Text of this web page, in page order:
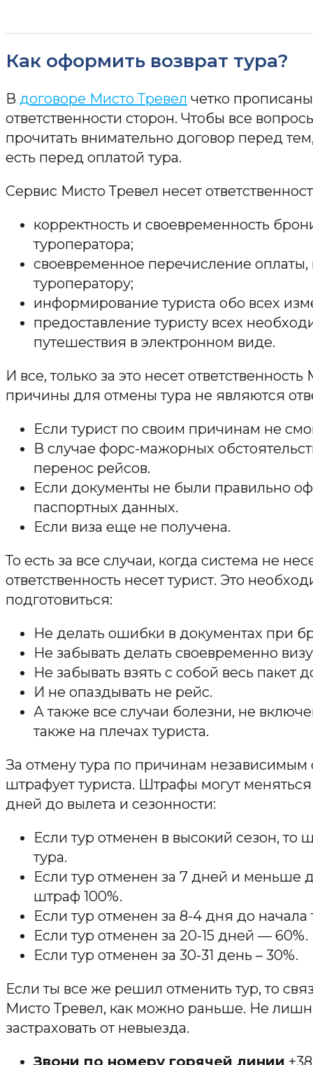
Как оформить возврат тура?
В договоре Мисто Тревел четко
ответственности сторон. Чтобы все
прочитать внимательно договор перед
есть перед оплатой тура.
Сервис Мисто Тревел несет
корректность и своевременность
туроператора;
своевременное перечисление оплаты,
туроператору;
информирование туриста обо всех
предоставление туристу всех
путешествия в электронном виде.
И все, только за это несет
причины для отмены тура не являются
Если турист по своим причинам не
В случае форс-мажорных
перенос рейсов.
Если документы не были правильно
паспортных данных.
Если виза еще не получена.
То есть за все случаи, когда система не
ответственность несет турист. Это
подготовиться:
Не делать ошибки в документах при
Не забывать делать своевременно
Не забывать взять с собой весь пакет
И не опаздывать не рейс.
А также все случаи болезни, не
также на плечах туриста.
За отмену тура по причинам независимым
штрафует туриста. Штрафы могут меняться
дней до вылета и сезонности:
Если тур отменен в высокий сезон, то
тура.
Если тур отменен за 7 дней и меньше
штраф 100%.
Если тур отменен за 8-4 дня до начала
Если тур отменен за 20-15 дней — 60%.
Если тур отменен за 30-31 день – 30%.
Если ты все же решил отменить тур, то
Мисто Тревел, как можно раньше. Не
застраховать от невыезда.
Звони по номеру горячей линии